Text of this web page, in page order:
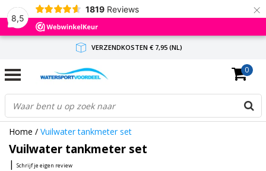
8,5
1819 Reviews ×
VERZENDKOSTEN € 7,95 (NL)
GRATIS VERZENDING(NL) VANAF € 65,-
BINNEN 1-3 WERKDAGEN ANTWOORD
0
Home / Vuilwater tankmeter set
Vuilwater tankmeter set
| Schrijf je eigen review